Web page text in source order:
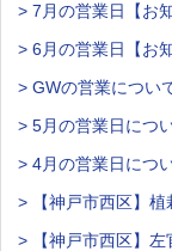
> 7月の営業日【お
> 6月の営業日【お
> GWの営業につい
> 5月の営業日につ
> 4月の営業日につ
> 【神戸市西区】植
> 【神戸市西区】左